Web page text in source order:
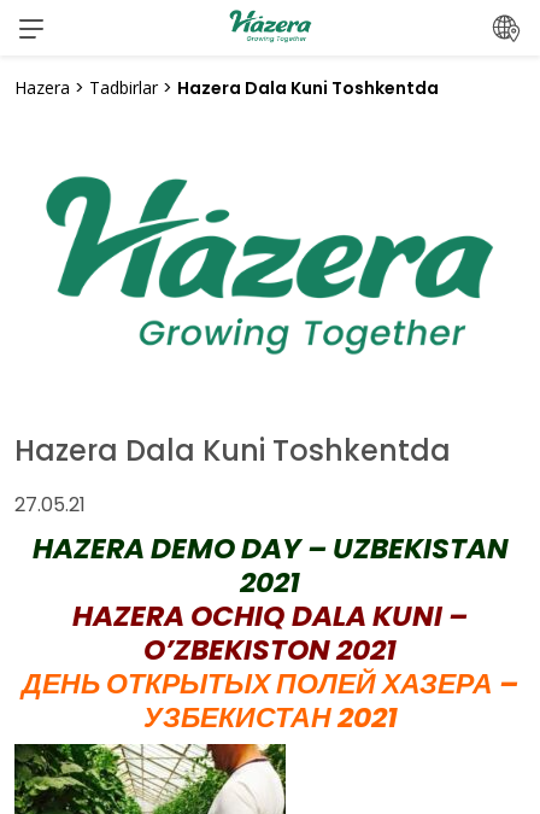
Mundarijaga
o‘ting
Hazera > Tadbirlar> Hazera Dala Kuni Toshkentda
Hazera Dala Kuni Toshkentda
27.05.21
HAZERA DEMO DAY – UZBEKISTAN
2021
HAZERA OCHIQ DALA KUNI –
O’ZBEKISTON 2021
ДЕНЬ ОТКРЫТЫХ ПОЛЕЙ ХАЗЕРА –
УЗБЕКИСТАН 2021